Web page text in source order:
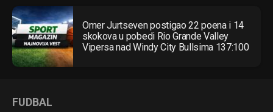
Omer Jurtseven postigao 22 poena i 14
skokova u pobedi Rio Grande Valley
Vipersa nad Windy City Bullsima 137:100
FUDBAL